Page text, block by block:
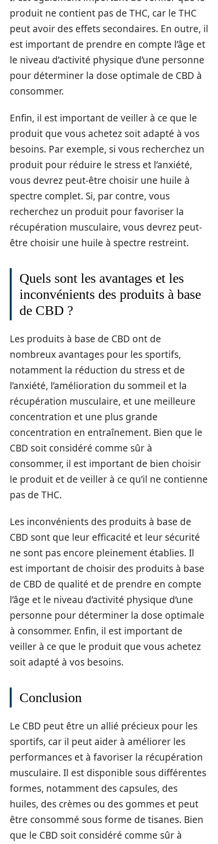
produit ne contient pas de THC, car le THC
peut avoir des effets secondaires. En outre, il
est important de prendre en compte l’âge et
le niveau d’activité physique d’une personne
pour déterminer la dose optimale de CBD à
consommer.
Enfin, il est important de veiller à ce que le
produit que vous achetez soit adapté à vos
besoins. Par exemple, si vous recherchez un
produit pour réduire le stress et l’anxiété,
vous devrez peut-être choisir une huile à
spectre complet. Si, par contre, vous
recherchez un produit pour favoriser la
récupération musculaire, vous devrez peut-
être choisir une huile à spectre restreint.
Quels sont les avantages et les
inconvénients des produits à base
de CBD ?
Les produits à base de CBD ont de
nombreux avantages pour les sportifs,
notamment la réduction du stress et de
l’anxiété, l’amélioration du sommeil et la
récupération musculaire, et une meilleure
concentration et une plus grande
concentration en entraînement. Bien que le
CBD soit considéré comme sûr à
consommer, il est important de bien choisir
le produit et de veiller à ce qu’il ne contienne
pas de THC.
Les inconvénients des produits à base de
CBD sont que leur efficacité et leur sécurité
ne sont pas encore pleinement établies. Il
est important de choisir des produits à base
de CBD de qualité et de prendre en compte
l’âge et le niveau d’activité physique d’une
personne pour déterminer la dose optimale
à consommer. Enfin, il est important de
veiller à ce que le produit que vous achetez
soit adapté à vos besoins.
Conclusion
Le CBD peut être un allié précieux pour les
sportifs, car il peut aider à améliorer les
performances et à favoriser la récupération
musculaire. Il est disponible sous différentes
formes, notamment des capsules, des
huiles, des crèmes ou des gommes et peut
être consommé sous forme de tisanes. Bien
que le CBD soit considéré comme sûr à